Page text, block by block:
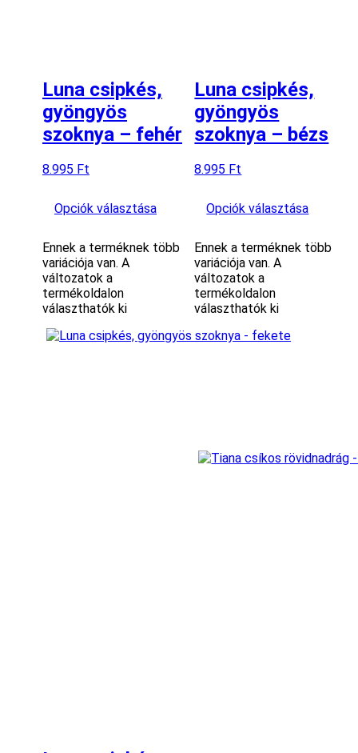
Luna csipkés,
gyöngyös
szoknya – fehér
8.995 Ft
Opciók választása
Ennek a terméknek több
variációja van. A
változatok a
termékoldalon
választhatók ki
Luna csipkés,
gyöngyös
szoknya – bézs
8.995 Ft
Opciók választása
Ennek a terméknek több
variációja van. A
változatok a
termékoldalon
választhatók ki